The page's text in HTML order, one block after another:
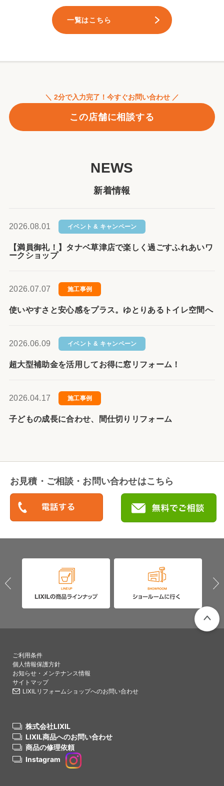
一覧はこちら
＼ 2分で入力完了！今すぐお問い合わせ ／
この店舗に相談する
NEWS
新着情報
2026.08.01 イベント & キャンペーン
【満員御礼！】タナベ草津店で楽しく過ごすふれあいワ
ークショップ
2026.07.07 施工事例
使いやすさと安心感をプラス。ゆとりあるトイレ空間へ
2026.06.09 イベント & キャンペーン
超大型補助金を活用してお得に窓リフォーム！
2026.04.17 施工事例
子どもの成長に合わせ、間仕切りリフォーム
お見積・ご相談・お問い合わせはこちら
ご利用条件
個人情報保護方針
お知らせ・メンテナンス情報
サイトマップ
LIXILリフォームショップへのお問い合わせ
株式会社LIXIL
LIXIL商品へのお問い合わせ
商品の修理依頼
Instagram